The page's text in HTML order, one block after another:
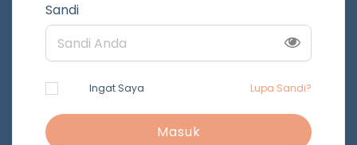
Sandi
Ingat Saya Lupa Sandi?
Masuk